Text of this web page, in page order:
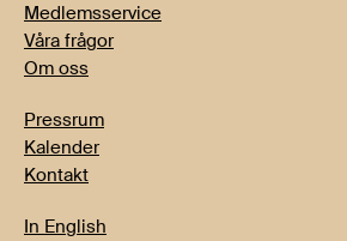
Medlemsservice
Våra frågor
Om oss
Pressrum
Kalender
Kontakt
In English